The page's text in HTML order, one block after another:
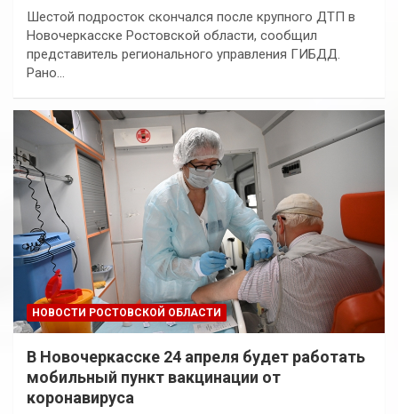
Шестой подросток скончался после крупного ДТП в
Новочеркасске Ростовской области, сообщил
представитель регионального управления ГИБДД.
Рано…
НОВОСТИ РОСТОВСКОЙ ОБЛАСТИ
В Новочеркасске 24 апреля будет работать
мобильный пункт вакцинации от
коронавируса